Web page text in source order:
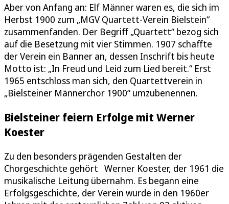
Aber von Anfang an: Elf Männer waren es, die sich im
Herbst 1900 zum „MGV Quartett-Verein Bielstein“
zusammenfanden. Der Begriff „Quartett“ bezog sich
auf die Besetzung mit vier Stimmen. 1907 schaffte
der Verein ein Banner an, dessen Inschrift bis heute
Motto ist: „In Freud und Leid zum Lied bereit.“ Erst
1965 entschloss man sich, den Quartettverein in
„Bielsteiner Männerchor 1900“ umzubenennen.
Bielsteiner feiern Erfolge mit Werner
Koester
Zu den besonders prägenden Gestalten der
Chorgeschichte gehört Werner Koester, der 1961 die
musikalische Leitung übernahm. Es begann eine
Erfolgsgeschichte, der Verein wurde in den 1960er